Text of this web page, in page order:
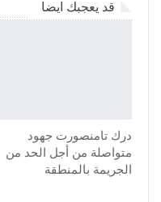
البريد الإلكتروني
قد يعجبك ايضا
درك تامنصورت جهود
متواصلة من أجل الحد من
الجريمة بالمنطقة